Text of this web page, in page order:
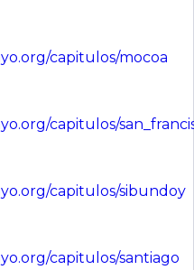
capitulos/mocoa
capitulos/
capitulos/sibundoy
capitulos/santiago